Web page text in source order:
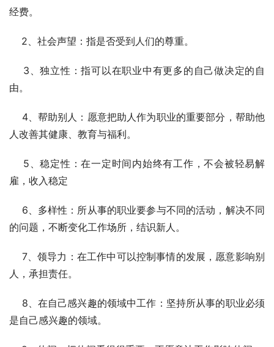
经费。
2、社会声望：指是否受到人们的尊重。
3、独立性：指可以在职业中有更多的自己做决定的自
由。
4、帮助别人：愿意把助人作为职业的重要部分，帮助他
人改善其健康、教育与福利。
5、稳定性：在一定时间内始终有工作，不会被轻易解
雇，收入稳定
6、多样性：所从事的职业要参与不同的活动，解决不同
的问题，不断变化工作场所，结识新人。
7、领导力：在工作中可以控制事情的发展，愿意影响别
人，承担责任。
8、在自己感兴趣的领域中工作：坚持所从事的职业必须
是自己感兴趣的领域。